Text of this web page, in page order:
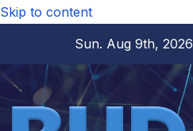
Skip to content
Sun. Aug 9th, 2026